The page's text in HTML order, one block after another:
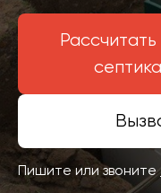
Пишите или звоните